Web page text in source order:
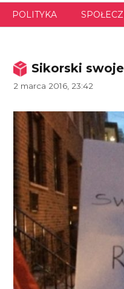
POLITYKA
Sikorski
2 marca 2016, 23:42